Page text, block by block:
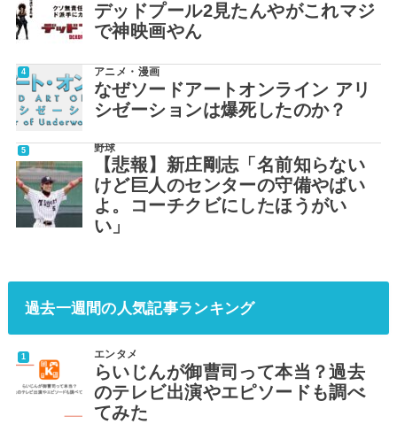
デッドプール2見たんやがこれマジ
で神映画やん
アニメ・漫画
なぜソードアートオンライン アリ
シゼーションは爆死したのか？
野球
【悲報】新庄剛志「名前知らない
けど巨人のセンターの守備やばい
よ。コーチクビにしたほうがい
い」
過去一週間の人気記事ランキング
エンタメ
らいじんが御曹司って本当？過去
のテレビ出演やエピソードも調べ
てみた